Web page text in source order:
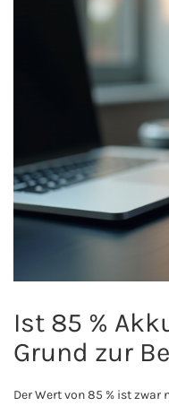
Ist 85 %
Grund zur
Der Wert von 85 % ist